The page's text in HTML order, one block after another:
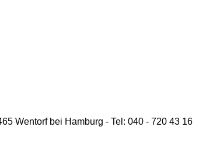
Wentorf bei Hamburg - Tel: 040 - 720 43 16